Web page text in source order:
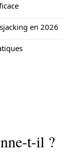
en 2026
t-il ?